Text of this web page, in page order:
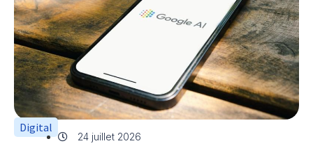
Digital
24 juillet 2026